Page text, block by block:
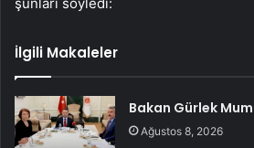
İlgili Makaleler
Bakan Gürlek
Ağustos 8, 2026